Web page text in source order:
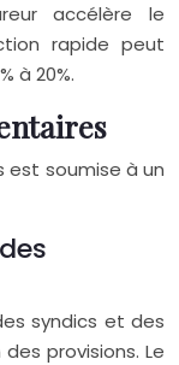
accélère le
rapide peut
à 20%.
est soumise à un
syndics et des
provisions. Le